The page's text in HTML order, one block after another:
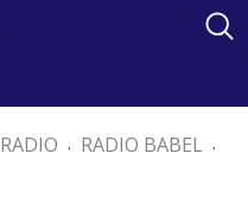
RADIO . RADIO BABEL .